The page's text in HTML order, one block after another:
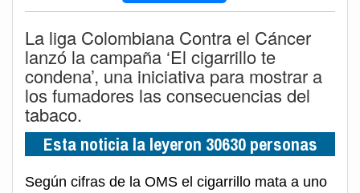
La liga Colombiana Contra el Cáncer
lanzó la campaña ‘El cigarrillo te
condena’, una iniciativa para mostrar a
los fumadores las consecuencias del
tabaco.
Esta noticia la leyeron 30630 personas
Según cifras de la OMS el cigarrillo mata a uno